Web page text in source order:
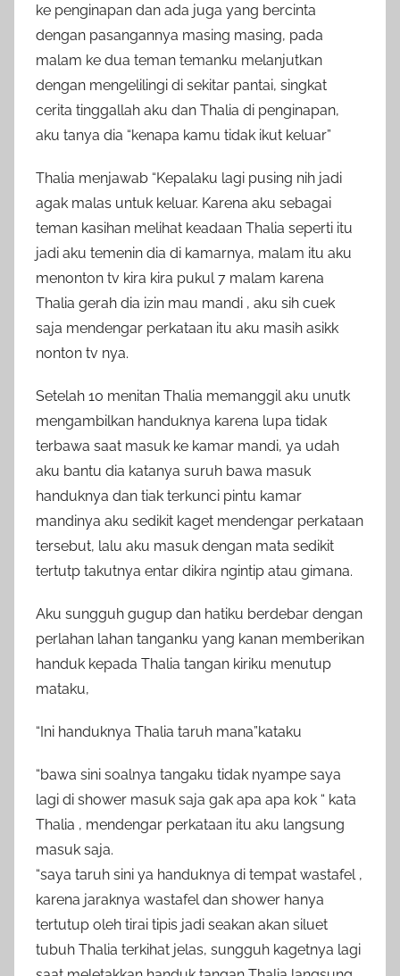
ke penginapan dan ada juga yang bercinta
dengan pasangannya masing masing, pada
malam ke dua teman temanku melanjutkan
dengan mengelilingi di sekitar pantai, singkat
cerita tinggallah aku dan Thalia di penginapan,
aku tanya dia “kenapa kamu tidak ikut keluar”
Thalia menjawab “Kepalaku lagi pusing nih jadi
agak malas untuk keluar. Karena aku sebagai
teman kasihan melihat keadaan Thalia seperti itu
jadi aku temenin dia di kamarnya, malam itu aku
menonton tv kira kira pukul 7 malam karena
Thalia gerah dia izin mau mandi , aku sih cuek
saja mendengar perkataan itu aku masih asikk
nonton tv nya.
Setelah 10 menitan Thalia memanggil aku unutk
mengambilkan handuknya karena lupa tidak
terbawa saat masuk ke kamar mandi, ya udah
aku bantu dia katanya suruh bawa masuk
handuknya dan tiak terkunci pintu kamar
mandinya aku sedikit kaget mendengar perkataan
tersebut, lalu aku masuk dengan mata sedikit
tertutp takutnya entar dikira ngintip atau gimana.
Aku sungguh gugup dan hatiku berdebar dengan
perlahan lahan tanganku yang kanan memberikan
handuk kepada Thalia tangan kiriku menutup
mataku,
“Ini handuknya Thalia taruh mana”kataku
“bawa sini soalnya tangaku tidak nyampe saya
lagi di shower masuk saja gak apa apa kok “ kata
Thalia , mendengar perkataan itu aku langsung
masuk saja.
“saya taruh sini ya handuknya di tempat wastafel ,
karena jaraknya wastafel dan shower hanya
tertutup oleh tirai tipis jadi seakan akan siluet
tubuh Thalia terkihat jelas, sungguh kagetnya lagi